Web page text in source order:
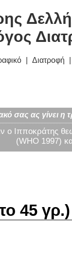
Διατροφή
σας ας γίνει η
ο Ιπποκράτης
(WHO 1997)
45 γρ.)